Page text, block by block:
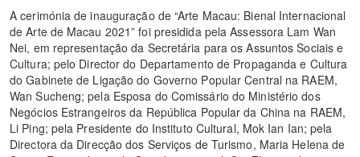
A cerimónia de inauguração de “Arte Macau: Bienal Internacional
de Arte de Macau 2021” foi presidida pela Assessora Lam Wan
Nei, em representação da Secretária para os Assuntos Sociais e
Cultura; pelo Director do Departamento de Propaganda e Cultura
do Gabinete de Ligação do Governo Popular Central na RAEM,
Wan Sucheng; pela Esposa do Comissário do Ministério dos
Negócios Estrangeiros da República Popular da China na RAEM,
Li Ping; pela Presidente do Instituto Cultural, Mok Ian Ian; pela
Directora da Direcção dos Serviços de Turismo, Maria Helena de